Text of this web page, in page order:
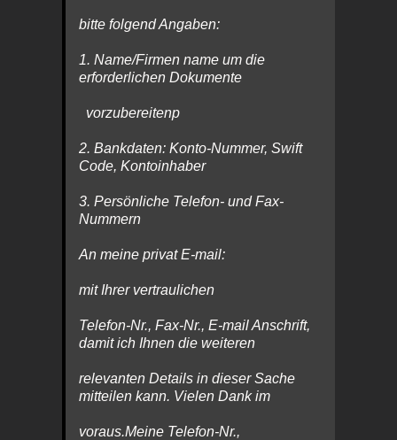
bitte folgend Angaben:
1. Name/Firmen name um die
erforderlichen Dokumente
vorzubereitenp
2. Bankdaten: Konto-Nummer, Swift
Code, Kontoinhaber
3. Persönliche Telefon- und Fax-
Nummern
An meine privat E‑mail:
mit Ihrer vertraulichen
Telefon-Nr., Fax-Nr., E‑mail Anschrift,
damit ich Ihnen die weiteren
relevanten Details in dieser Sache
mitteilen kann. Vielen Dank im
voraus.Meine Telefon-Nr.,